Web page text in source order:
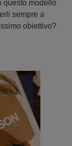
questo modello
sempre a
obiettivo?